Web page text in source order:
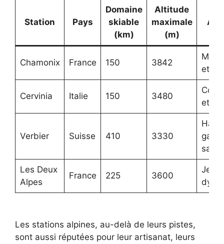
Station Pays
Domaine
skiable
(km)
Altitude
maximale
(m)
Chamonix France 150 3842
et
Cervinia Italie 150 3480
et
Verbier Suisse 410 3330
Haut
Les Deux
Alpes
France 225 3600
Les stations alpines, au-delà de leurs pistes,
sont aussi réputées pour leur artisanat, leurs